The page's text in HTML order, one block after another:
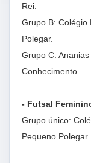
Rei.
Grupo B: Colégio
Polegar.
Grupo C:
Conhecimento.
- Futsal
Grupo único:
Pequeno Polegar.